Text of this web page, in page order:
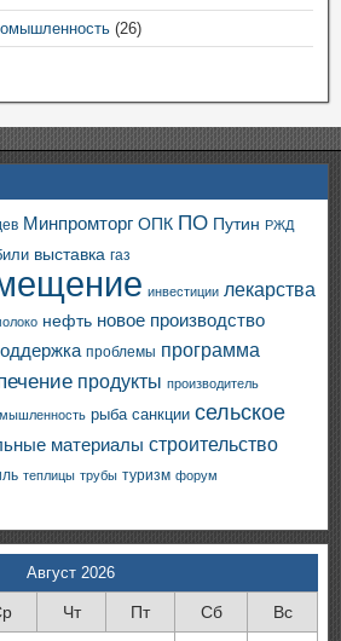
(26)
Минпромторг ОПК ПО Путин РЖД
выставка газ
инвестиции лекарства
нефть новое производство
проблемы программа
продукты производитель
рыба санкции сельское
материалы строительство
теплицы трубы туризм форум
Август 2026
Чт Пт Сб Вс